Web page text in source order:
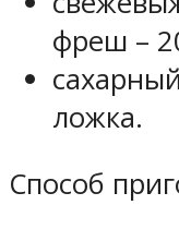
фреш –
ложка.
Способ